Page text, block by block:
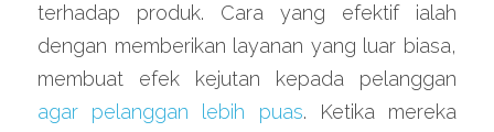
terhadap produk. Cara yang efektif ialah
dengan memberikan layanan yang luar biasa,
agar pelanggan lebih puas. Ketika mereka